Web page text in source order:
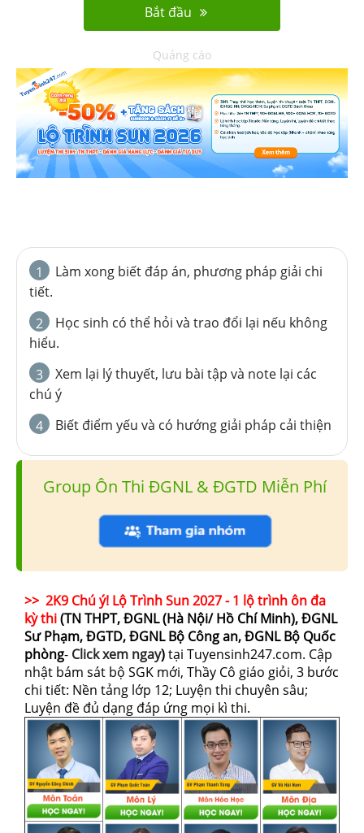
Bắt đầu
Quảng cáo
1
Làm xong biết đáp án, phương pháp giải chi
tiết.
2
Học sinh có thể hỏi và trao đổi lại nếu không
hiểu.
3
Xem lại lý thuyết, lưu bài tập và note lại các
chú ý
4
Biết điểm yếu và có hướng giải pháp cải thiện
Group Ôn Thi ĐGNL & ĐGTD Miễn Phí
>> 2K9 Chú ý! Lộ Trình Sun 2027 - 1 lộ trình ôn đa
kỳ thi(TN THPT, ĐGNL (Hà Nội/ Hồ Chí Minh), ĐGNL
Sư Phạm, ĐGTD, ĐGNL Bộ Công an, ĐGNL Bộ Quốc
phòng- Click xem ngay)tại Tuyensinh247.com. Cập
nhật bám sát bộ SGK mới, Thầy Cô giáo giỏi, 3 bước
chi tiết: Nền tảng lớp 12; Luyện thi chuyên sâu;
Luyện đề đủ dạng đáp ứng mọi kì thi.